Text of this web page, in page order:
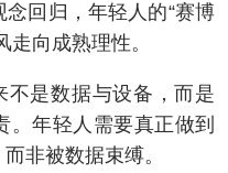
回归，年轻人的“赛博
走向成熟理性。
是数据与设备，而是
。年轻人需要真正做到
非被数据束缚。